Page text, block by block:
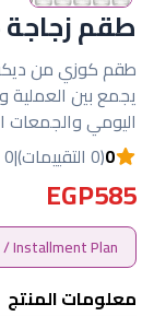
طقم زجاجة +6 كوب كوزى
يجمع بين العملية
اليومي والجمعات
0(0 التقييمات) |0 تم البيع
EGP585
Installment Plan / خطة التقسيط
معلومات المنتج